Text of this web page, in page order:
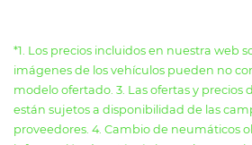
*1. Los precios incluidos en nuestra web
imágenes de los vehículos pueden no
modelo ofertado. 3. Las ofertas y precios
están sujetos a disponibilidad de las
proveedores. 4. Cambio de neumáticos